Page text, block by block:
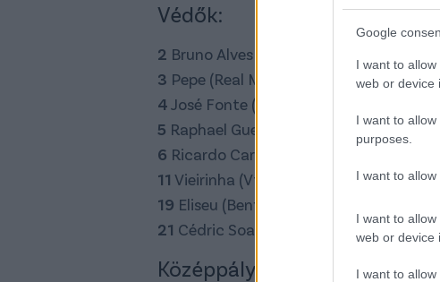
Google
I want to
web or device
I want to
purposes.
I want to
I want to
web or device
I want to
Védők:
2 Bruno Alves (Fenerbahce)
3 Pepe (Real Madrid)
4José Fonte (Southampton)
5 Raphael Guerreiro (Lorient)
6 Ricardo Carvalho (AS Monaco)
11 Vieirinha (VfL Wolfsburg)
19 Eliseu (Benfica)
21 Cédric Soares (Southampton)
Középpályások: